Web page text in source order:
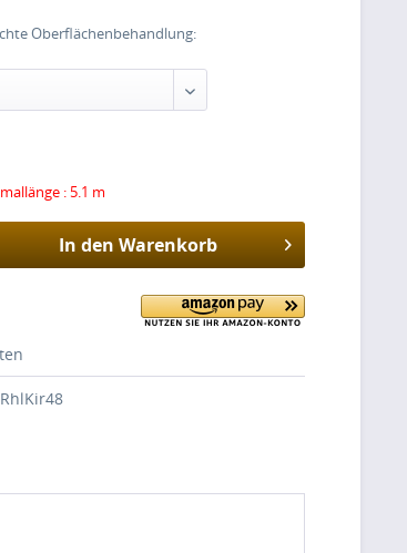
Oberflächenbehandlung:
: 5.1 m
In den Warenkorb
RhlKir48